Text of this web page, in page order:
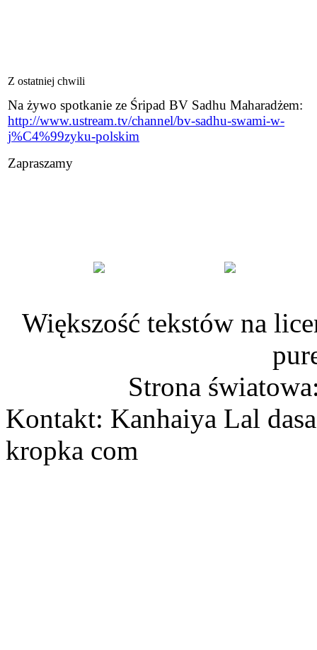
Z ostatniej chwili
Na żywo spotkanie ze Śripad BV Sadhu Maharadżem:
http://www.ustream.tv/channel/bv-sadhu-swami-w-
j%C4%99zyku-polskim
Zapraszamy
Większość tekstów na
Strona
Kontakt: Kanhaiya Lal
kropka com